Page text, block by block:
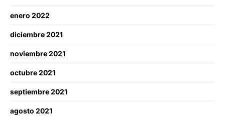
enero 2022
diciembre 2021
noviembre 2021
octubre 2021
septiembre 2021
agosto 2021